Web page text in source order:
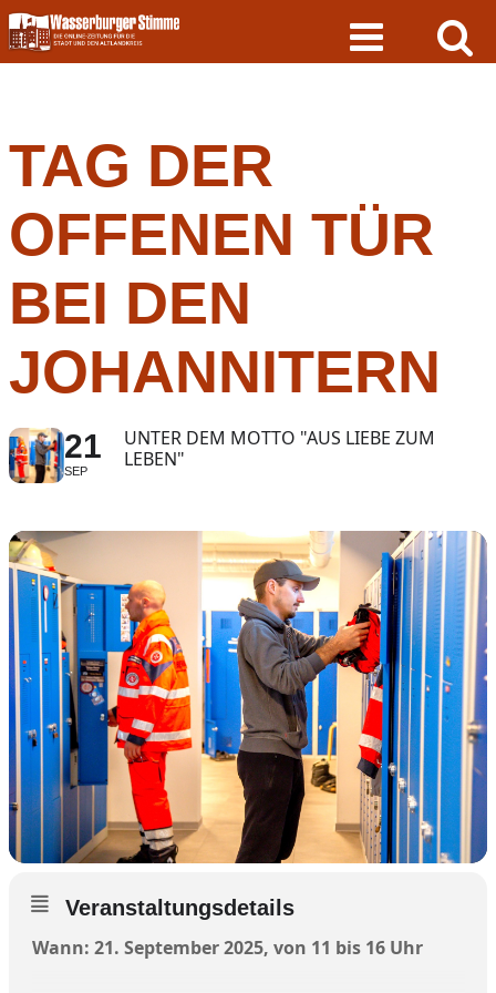
Skip
to
content
TAG DER
OFFENEN TÜR
BEI DEN
JOHANNITERN
21
SEP
UNTER DEM MOTTO "AUS LIEBE ZUM
LEBEN"
Veranstaltungsdetails
Wann: 21. September 2025, von 11 bis 16 Uhr